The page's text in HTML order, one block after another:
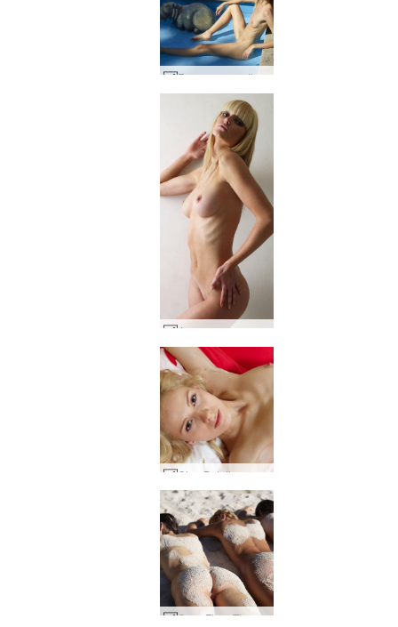
Francy opera d'arte #26
Jane super corpo #37
Olga D. letto rosso #75
Coxy Flora Thea Zaika sabbioso #24